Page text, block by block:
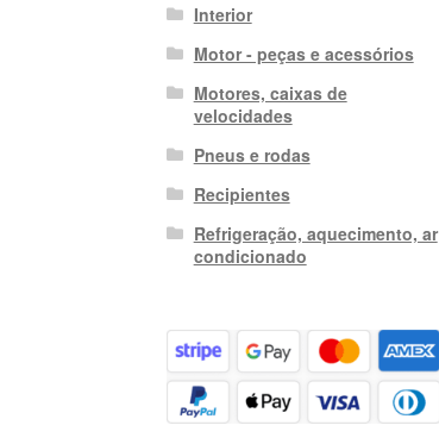
Interior
Motor - peças e acessórios
Motores, caixas de
velocidades
Pneus e rodas
Recipientes
Refrigeração, aquecimento, ar
condicionado